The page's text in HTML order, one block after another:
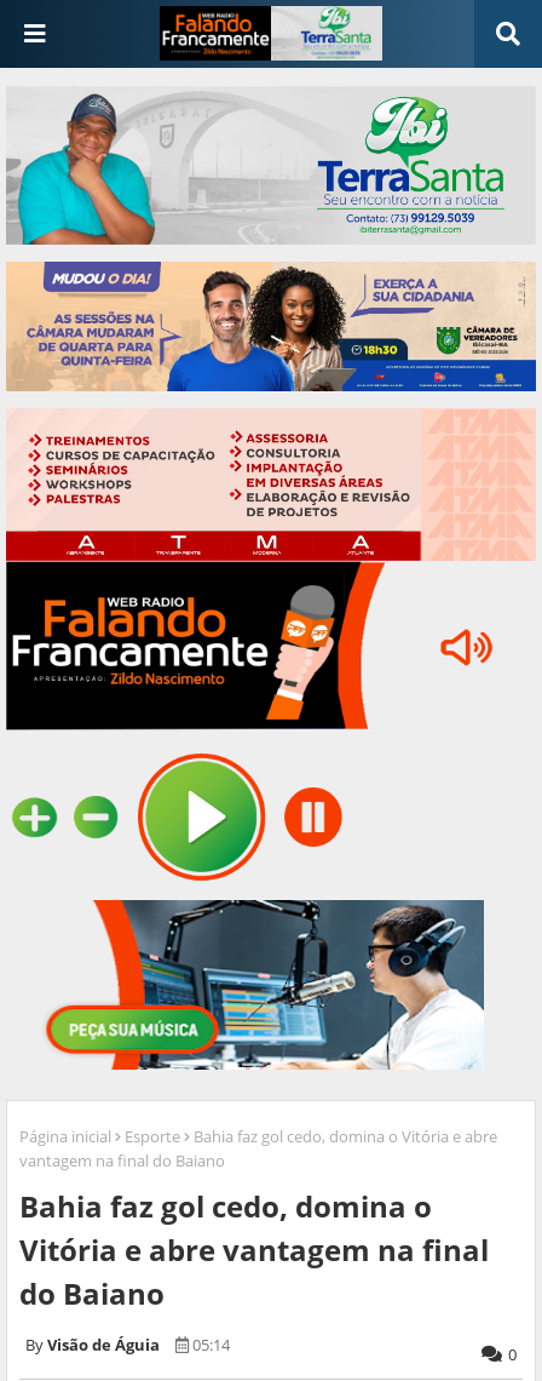
Página inicial Esporte
Bahia faz gol cedo, domina o Vitória e abre
vantagem na final do Baiano
Bahia faz gol cedo, domina o
Vitória e abre vantagem na final
do Baiano
Visão de Águia 05:14 0